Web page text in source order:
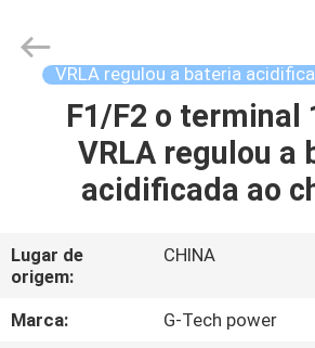
PARA
CASA
SOBRE
NÓS
POWER
GROUP.
VRLA regulou a bateria
F1/F2 o terminal
VRLA regulou a
acidificada ao
Lugar de
origem:
CHINA
Marca:
G-Tech power